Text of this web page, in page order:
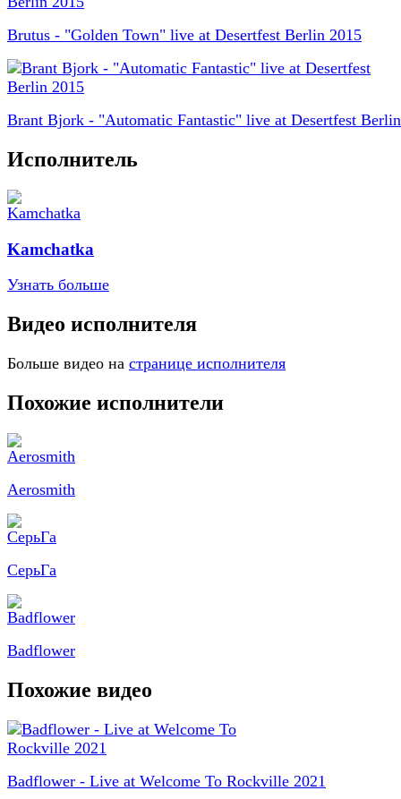
Brutus - "Golden Town" live at Desertfest Berlin 2015
Brant Bjork - "Automatic Fantastic" live at Desertfest
Исполнитель
Kamchatka
Узнать больше
Видео исполнителя
Больше видео на странице исполнителя
Похожие исполнители
Aerosmith
СерьГа
Badflower
Похожие видео
Badflower - Live at Welcome To Rockville 2021